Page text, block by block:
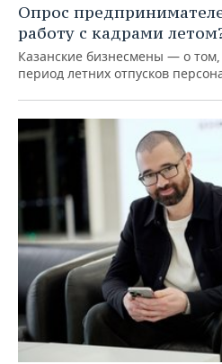
Опрос
работу с кадрами
Казанские бизнесмены — о том,
период летних отпусков